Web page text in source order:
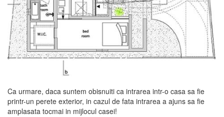
Ca urmare, daca suntem obisnuiti ca intrarea intr-o casa sa fie
printr-un perete exterior, in cazul de fata intrarea a ajuns sa fie
amplasata tocmai in mijlocul casei!